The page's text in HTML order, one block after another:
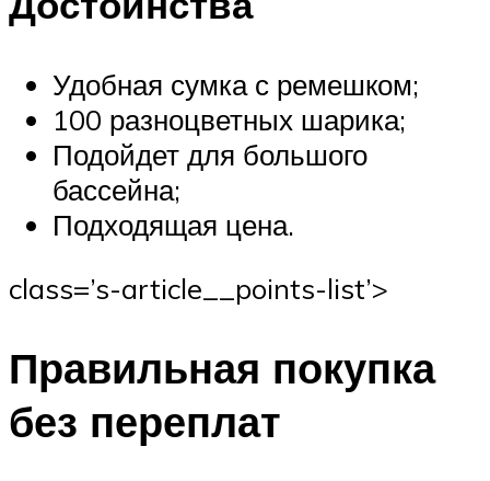
Удобная сумка с ремешком;
100 разноцветных шарика;
Подойдет для большого
бассейна;
Подходящая цена.
class=’s-article__points-list’>
Правильная покупка
без переплат